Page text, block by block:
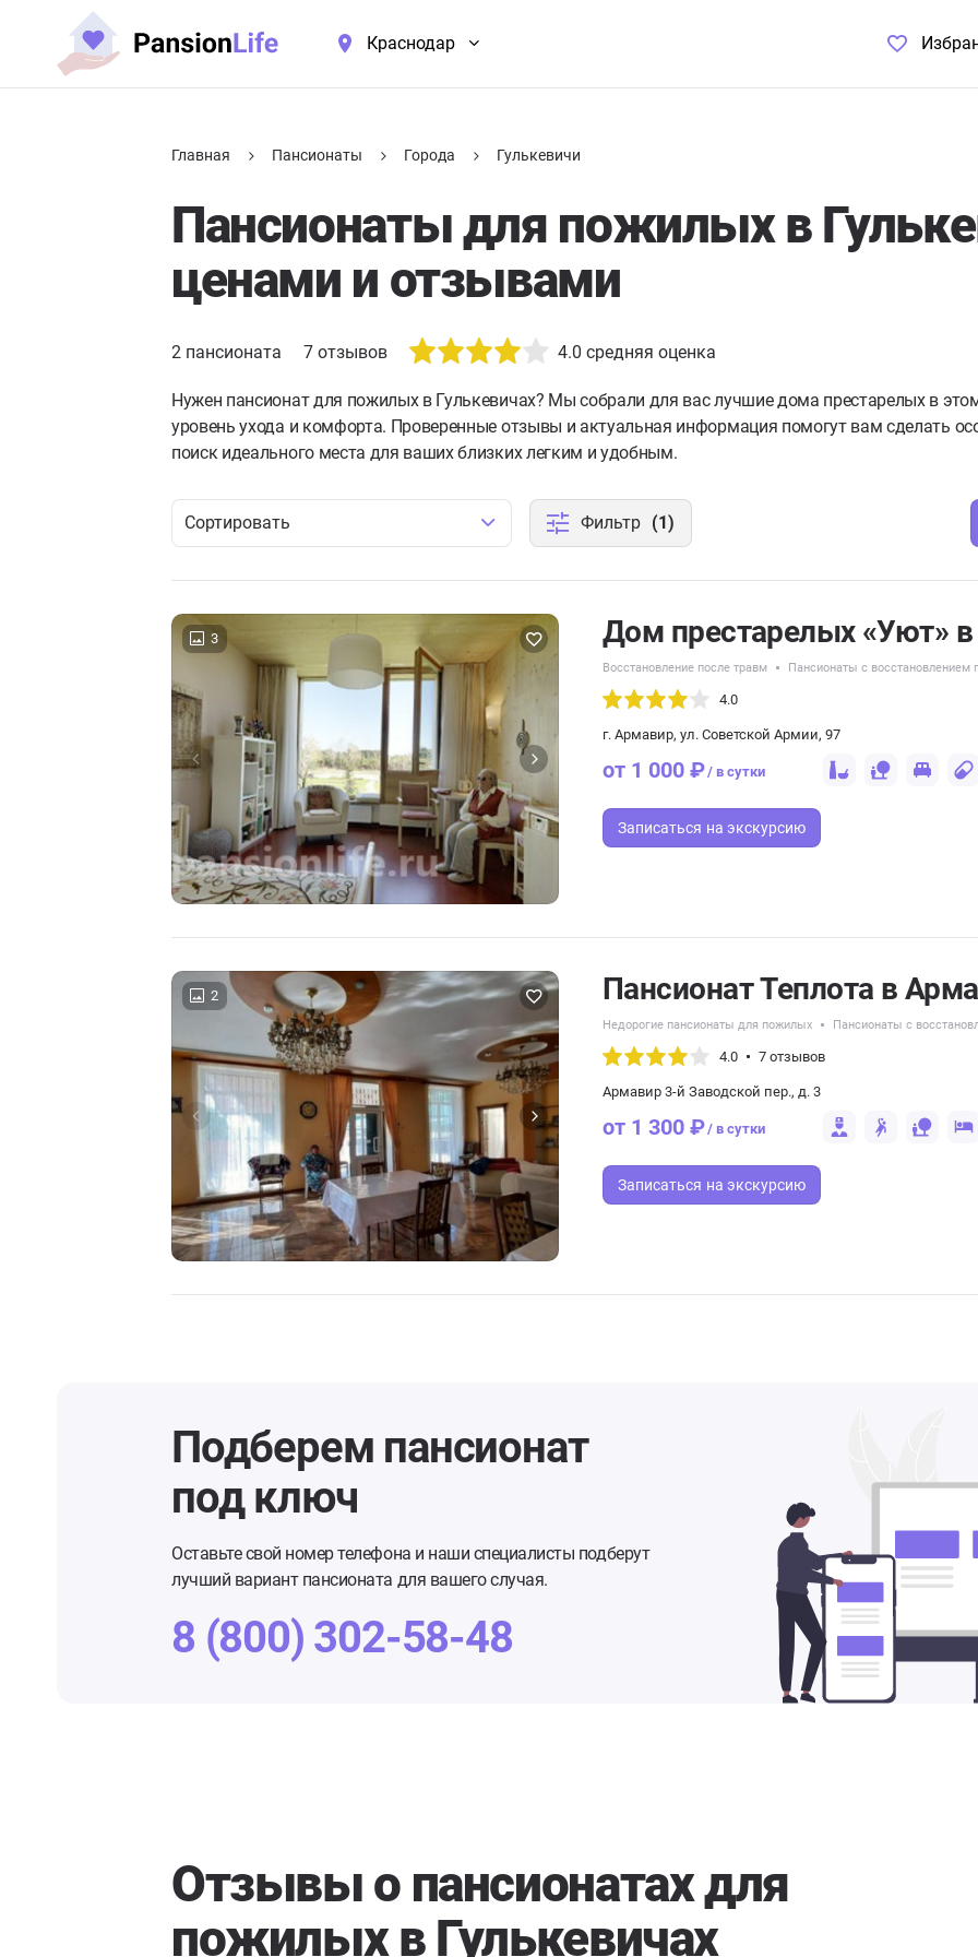
Краснодар
Главная Пансионаты Города Гулькевичи
Пансионаты для пожилых в
ценами и отзывами
2 пансионата 7 отзывов 4.0 средняя оценка
Нужен пансионат для пожилых в Гулькевичах? Мы собрали для вас лучшие дома престарелых в
уровень ухода и комфорта. Проверенные отзывы и актуальная информация помогут вам сделать
поиск идеального места для ваших близких легким и удобным.
Сортировать Фильтр (1)
3 Дом престарелых «Уют»
Восстановление после травм Пансионаты с восстановлением
4.0
г. Армавир, ул. Советской Армии, 97
от 1 000 ₽/ в сутки
Записаться на экскурсию
2 Пансионат Теплота в
Недорогие пансионаты для пожилых Пансионаты с
4.0 7 отзывов
Армавир 3-й Заводской пер., д. 3
от 1 300 ₽/ в сутки
Записаться на экскурсию
Подберем пансионат
под ключ
Оставьте свой номер телефона и наши специалисты подберут
лучший вариант пансионата для вашего случая.
8 (800) 302-58-48
Отзывы о пансионатах для
пожилых в Гулькевичах